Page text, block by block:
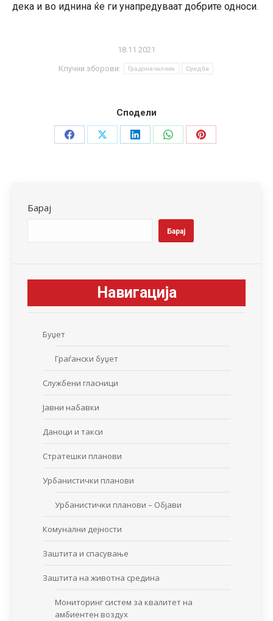
дека и во иднина ќе ги унапредуваат добрите односи.
18.11.2021
Клучни зборови: Градоначалник Средба
Сподели
Share
Share
Share
Share
Share
Барај
Барај
Навигација
Буџет
Граѓански буџет
Службени гласници
Јавни набавки
Даноци и такси
Стратешки планови
Урбанистички планови
Урбанистички планови – Објави
Комунални дејности
Заштита и спасување
Заштита на животна средина
Мониторинг систем за квалитет на
амбиентен воздух